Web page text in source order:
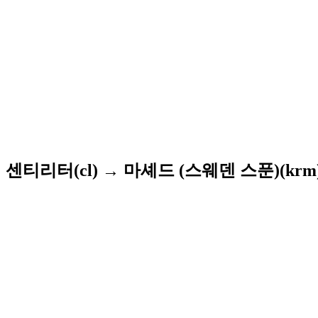
센티리터(cl) → 마셰드 (스웨덴 스푼